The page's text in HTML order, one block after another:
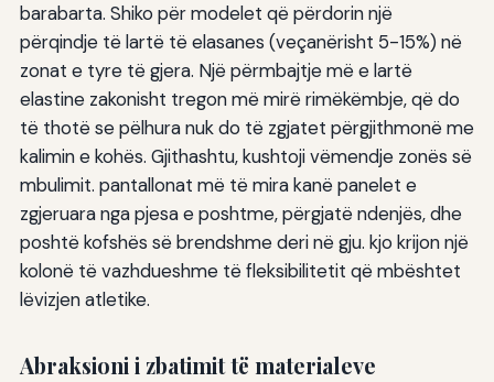
barabarta. Shiko për modelet që përdorin një
përqindje të lartë të elasanes (veçanërisht 5-15%) në
zonat e tyre të gjera. Një përmbajtje më e lartë
elastine zakonisht tregon më mirë rimëkëmbje, që do
të thotë se pëlhura nuk do të zgjatet përgjithmonë me
kalimin e kohës. Gjithashtu, kushtoji vëmendje zonës së
mbulimit. pantallonat më të mira kanë panelet e
zgjeruara nga pjesa e poshtme, përgjatë ndenjës, dhe
poshtë kofshës së brendshme deri në gju. kjo krijon një
kolonë të vazhdueshme të fleksibilitetit që mbështet
lëvizjen atletike.
Abraksioni i zbatimit të materialeve